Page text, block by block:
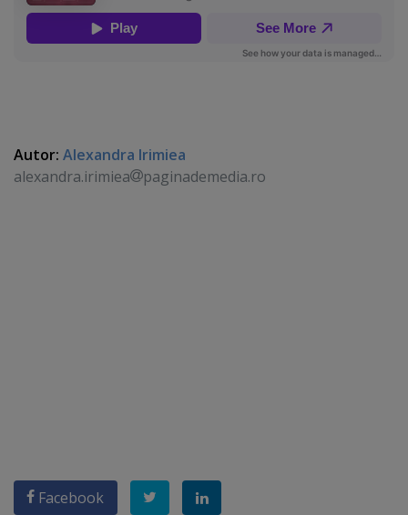
Autor: Alexandra Irimiea
alexandra.irimiea
paginademedia.ro
Facebook